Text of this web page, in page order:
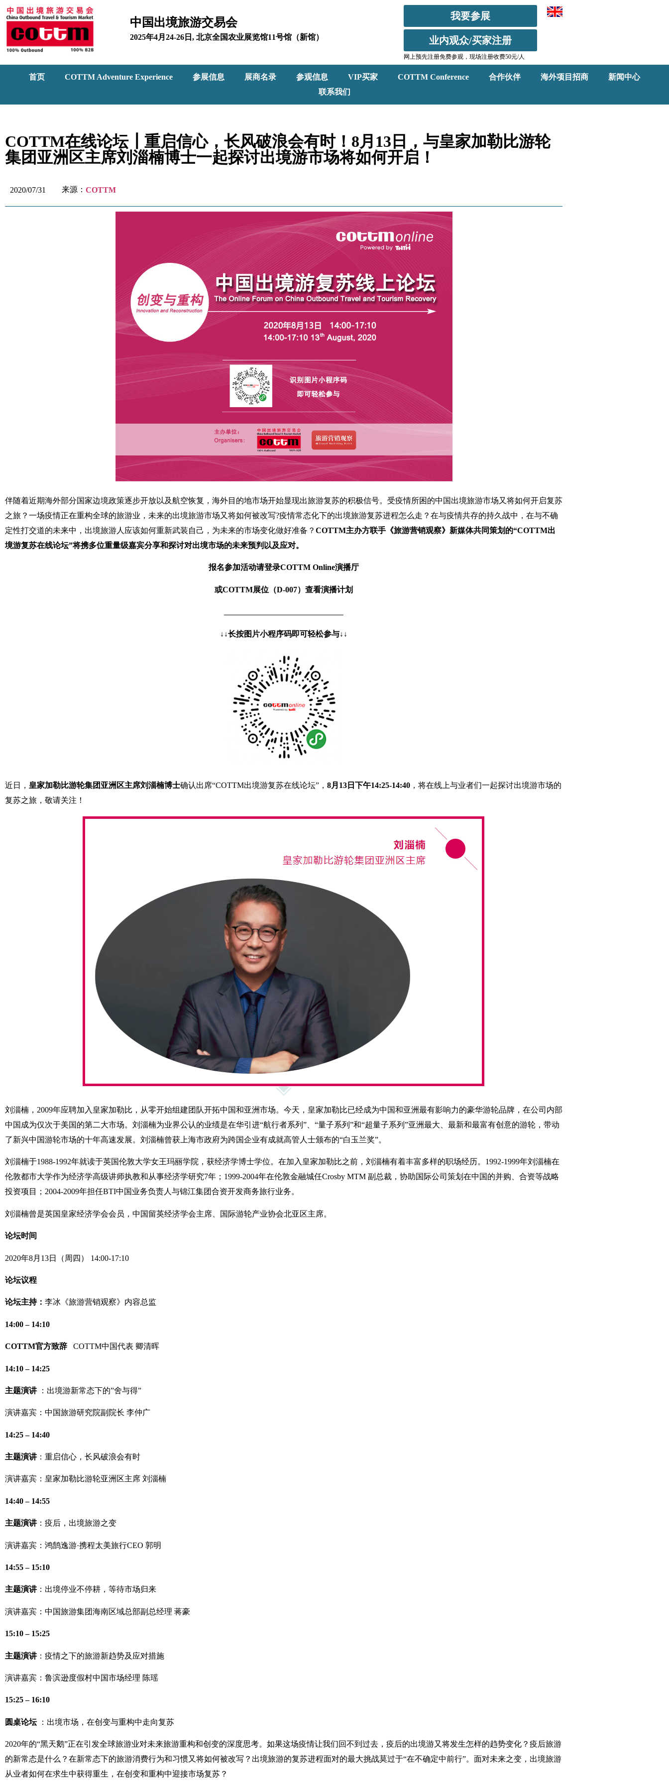
中国出境旅游交易会
2025年4月24-26日, 北京全国农业展览馆11号馆（新馆）
我要参展
业内观众/买家注册
网上预先注册免费参观，现场注册收费50元/人
首页 COTTM Adventure Experience 参展信息 展商名录 参观信息 VIP买家 COTTM Conference 合作伙伴 海外项目招商
新闻中心
联系我们
COTTM在线论坛┃重启信心，长风破浪会有时！8月13日，与皇家加勒比游轮
集团亚洲区主席刘淄楠博士一起探讨出境游市场将如何开启！
2020/07/31 来源： COTTM
伴随着近期海外部分国家边境政策逐步开放以及航空恢复，海外目的地市场开始显现出旅游复苏的积极信号。受疫情所困的中国出境旅游市场又将如何开启复苏
之旅？一场疫情正在重构全球的旅游业，未来的出境旅游市场又将如何被改写?疫情常态化下的出境旅游复苏进程怎么走？在与疫情共存的持久战中，在与不确
定性打交道的未来中，出境旅游人应该如何重新武装自己，为未来的市场变化做好准备？ COTTM主办方联手《旅游营销观察》新媒体共同策划的“COTTM出
境游复苏在线论坛”将携多位重量级嘉宾分享和探讨对出境市场的未来预判以及应对。
报名参加活动请登录COTTM Online演播厅
或COTTM展位（D-007）查看演播计划
↓↓长按图片小程序码即可轻松参与↓↓
近日， 皇家加勒比游轮集团亚洲区主席刘淄楠博士确认出席“COTTM出境游复苏在线论坛”， 8月13日下午14:25-14:40 ，将在线上与业者们一起探讨出境游市场的
复苏之旅，敬请关注！
刘淄楠，2009年应聘加入皇家加勒比，从零开始组建团队开拓中国和亚洲市场。今天，皇家加勒比已经成为中国和亚洲最有影响力的豪华游轮品牌，在公司内部
中国成为仅次于美国的第二大市场。刘淄楠为业界公认的业绩是在华引进“航行者系列”、“量子系列”和“超量子系列”亚洲最大、最新和最富有创意的游轮，带动
了新兴中国游轮市场的十年高速发展。刘淄楠曾获上海市政府为跨国企业有成就高管人士颁布的“白玉兰奖”。
刘淄楠于1988-1992年就读于英国伦敦大学女王玛丽学院，获经济学博士学位。在加入皇家加勒比之前，刘淄楠有着丰富多样的职场经历。1992-1999年刘淄楠在
伦敦都市大学作为经济学高级讲师执教和从事经济学研究7年；1999-2004年在伦敦金融城任Crosby MTM 副总裁，协助国际公司策划在中国的并购、合资等战略
投资项目；2004-2009年担任BTI中国业务负责人与锦江集团合资开发商务旅行业务。
刘淄楠曾是英国皇家经济学会会员，中国留英经济学会主席、国际游轮产业协会北亚区主席。
论坛时间
2020年8月13日（周四） 14:00-17:10
论坛议程
论坛主持： 李冰《旅游营销观察》内容总监
14:00 – 14:10
COTTM官方致辞 COTTM中国代表 卿清晖
14:10 – 14:25
主题演讲：出境游新常态下的”舍与得”
演讲嘉宾： 中国旅游研究院副 院长 李仲广
14:25 – 14:40
主题演讲：重启信心，长风破浪会有时
演讲嘉宾： 皇家加勒比游轮亚洲区主席 刘淄楠
14:40 – 14:55
主题演讲：疫后，出境旅游之变
演讲嘉宾： 鸿鹄逸游·携程太美旅行CEO 郭明
14:55 – 15:10
主题演讲：出境停业不停耕，等待市场归来
演讲嘉宾： 中国旅游集团海南区域总部副总经理 蒋豪
15:10 – 15:25
主题演讲： 疫情之下的旅游新趋势及应对措施
演讲嘉宾： 鲁滨逊度假村中国市场经理 陈瑶
15:25 – 16:10
圆桌论坛 ： 出境市场，在创变与重构中走向复苏
2020年的“黑天鹅”正在引发全球旅游业对未来旅游重构和创变的深度思考。如果这场疫情让我们回不到过去，疫后的出境游又将发生怎样的趋势变化？疫后旅游
的新常态是什么？在新常态下的旅游消费行为和习惯又将如何被改写？出境旅游的复苏进程面对的最大挑战莫过于“在不确定中前行”。面对未来之变，出境旅游
从业者如何在求生中获得重生，在创变和重构中迎接市场复苏？